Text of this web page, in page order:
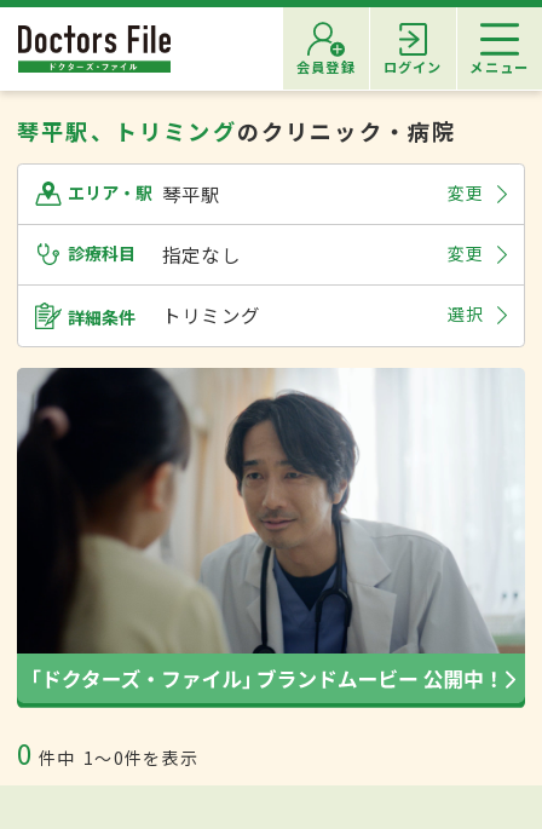
会員登録 ログイン メニュー
琴平駅、トリミングのクリニック・病院
エリア・駅 琴平駅 変更
診療科目 指定なし 変更
詳細条件 トリミング 選択
0 件中 1〜0件を表示